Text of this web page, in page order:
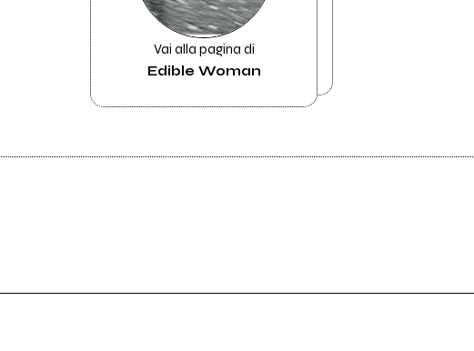
Vai alla pagina di
Edible Woman